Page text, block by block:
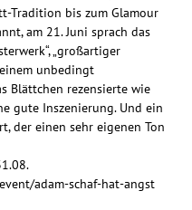
Tradition bis zum Glamour
am 21. Juni sprach das
„großartiger
unbedingt
Blättchen rezensierte wie
gute Inszenierung. Und ein
der einen sehr eigenen Ton
adam-schaf-hat-angst